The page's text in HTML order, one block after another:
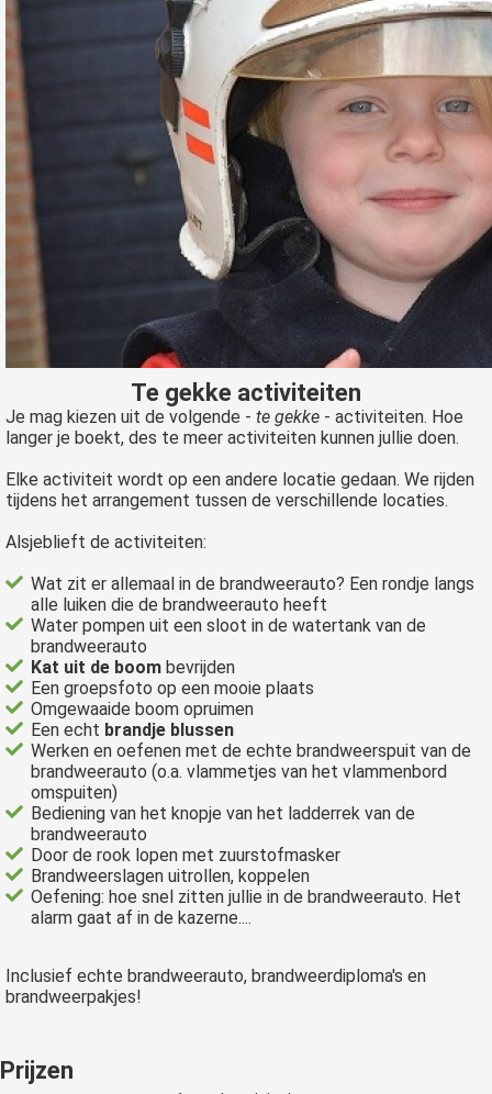
Te gekke activiteiten
Je mag kiezen uit de volgende - te gekke - activiteiten. Hoe
langer je boekt, des te meer activiteiten kunnen jullie doen.
Elke activiteit wordt op een andere locatie gedaan. We rijden
tijdens het arrangement tussen de verschillende locaties.
Alsjeblieft de activiteiten:
Wat zit er allemaal in de brandweerauto? Een rondje langs
alle luiken die de brandweerauto heeft
Water pompen uit een sloot in de watertank van de
brandweerauto
Kat uit de boom bevrijden
Een groepsfoto op een mooie plaats
Omgewaaide boom opruimen
Een echt brandje blussen
Werken en oefenen met de echte brandweerspuit van de
brandweerauto (o.a. vlammetjes van het vlammenbord
omspuiten)
Bediening van het knopje van het ladderrek van de
brandweerauto
Door de rook lopen met zuurstofmasker
Brandweerslagen uitrollen, koppelen
Oefening: hoe snel zitten jullie in de brandweerauto. Het
alarm gaat af in de kazerne....
Inclusief echte brandweerauto, brandweerdiploma's en
brandweerpakjes!
Prijzen